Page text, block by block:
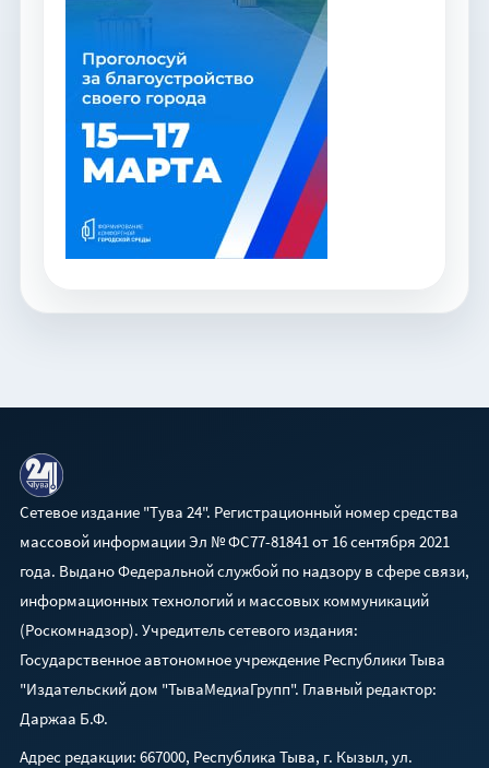
Сетевое издание "Тува 24". Регистрационный номер средства
массовой информации Эл № ФС77-81841 от 16 сентября 2021
года. Выдано Федеральной службой по надзору в сфере связи,
информационных технологий и массовых коммуникаций
(Роскомнадзор). Учредитель сетевого издания:
Государственное автономное учреждение Республики Тыва
"Издательский дом "ТываМедиаГрупп". Главный редактор:
Даржаа Б.Ф.
Адрес редакции: 667000, Республика Тыва, г. Кызыл, ул.